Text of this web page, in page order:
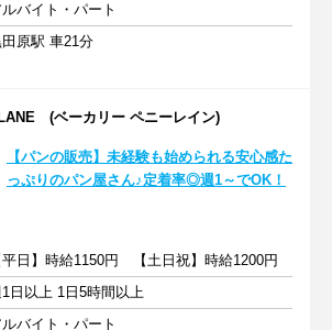
ルバイト・パート
原駅 車21分
(ベーカリー ペニーレイン)
【パンの販売】未経験も始められる安心感た
っぷりのパン屋さん♪定着率◎週1～でOK！
平日】時給1150円 【土日祝】時給1200円
日以上 1日5時間以上
ルバイト・パート